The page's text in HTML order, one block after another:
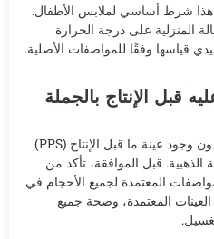
- هذا شرط أساسي لملابس الأطفال.
المنزلية على درجة الحرارة
قياسها وفقًا للمواصفات الأصلية.
قبل الإنتاج بالجملة
لا يجوز البدء بالإنتاج بكميات كبيرة دون وجود عينة ما قبل الإنتاج (PPS)
قبل الموافقة، تأكد من
المعتمدة لجميع الأحجام في
المعتمدة، وصحة جميع